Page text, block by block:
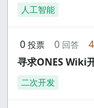
人工智能
0 投票 0 回答
寻求ONES Wiki
二次开发